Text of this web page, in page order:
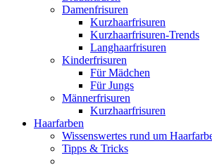
Damenfrisuren
Kurzhaarfrisuren
Kurzhaarfrisuren-Trends
Langhaarfrisuren
Kinderfrisuren
Für Mädchen
Für Jungs
Männerfrisuren
Kurzhaarfrisuren
Haarfarben
Wissenswertes rund um
Tipps & Tricks